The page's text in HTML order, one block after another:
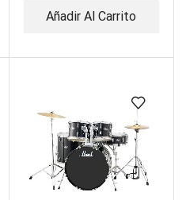
Añadir Al Carrito